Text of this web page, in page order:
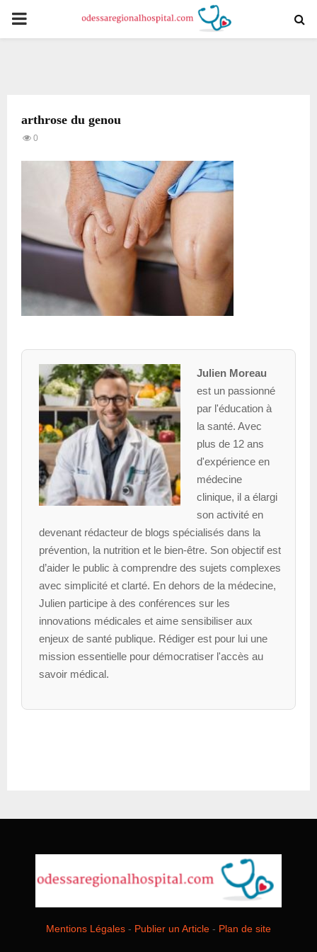
PRIMARY
arthrose du genou
0
Julien Moreau
est un passionné
par l'éducation à
la santé. Avec
plus de 12 ans
d'expérience en
médecine
clinique, il a élargi
son activité en
devenant rédacteur de blogs spécialisés dans la
prévention, la nutrition et le bien-être. Son objectif est
d’aider le public à comprendre des sujets complexes
avec simplicité et clarté. En dehors de la médecine,
Julien participe à des conférences sur les
innovations médicales et aime sensibiliser aux
enjeux de santé publique. Rédiger est pour lui une
mission essentielle pour démocratiser l'accès au
savoir médical.
Mentions Légales - Publier un Article - Plan de site